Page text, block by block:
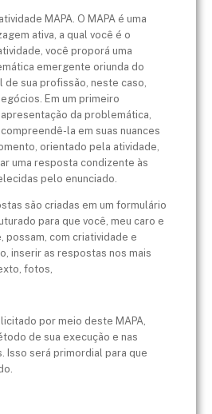
MAPA. O MAPA é uma
ativa, a qual você é o
você proporá uma
emergente oriunda do
sua profissão, neste caso,
Em um primeiro
da problemática,
la em suas nuances
orientado pela atividade,
uma resposta condizente às
pelo enunciado.
são criadas em um formulário
para que você, meu caro e
possam, com criatividade e
inserir as respostas nos mais
fotos,
por meio deste MAPA,
de sua execução e nas
Isso será primordial para que